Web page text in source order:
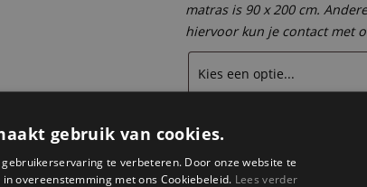
matras is 90 x 200 cm.
hiervoor kun je contact met
Houten
Wil je er een lattenbodem
200 cm. Andere maten zijn
gebruik van cookies.
te verbeteren. Door onze website te
overeenstemming met ons Cookiebeleid. Lees verder